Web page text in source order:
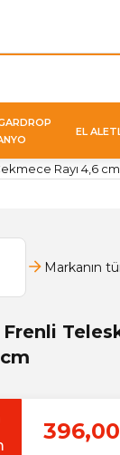
EL
Rayı 4,6
Markanın